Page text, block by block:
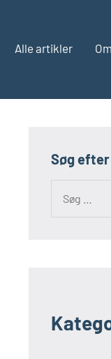
Alle artikler
Søg